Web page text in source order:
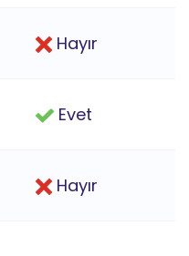
Hayır
Evet
Hayır